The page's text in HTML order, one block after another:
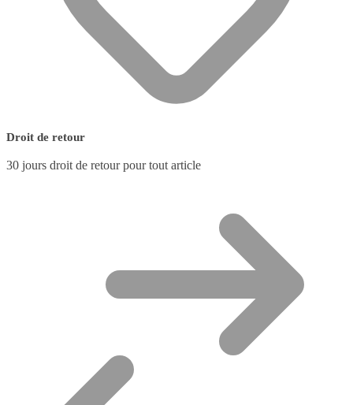
Droit de retour
30 jours droit de retour pour tout article